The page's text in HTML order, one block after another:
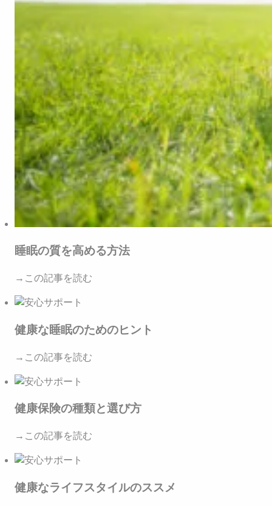
睡眠の質を高める方法
→この記事を読む
健康な睡眠のためのヒント
→この記事を読む
健康保険の種類と選び方
→この記事を読む
健康なライフスタイルのススメ